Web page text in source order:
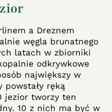
a Dreznem
węgla brunatnego
latach w zbiorniki
odkrywkowe
największy w
powstały ręką
jezior tworzy ten
10 z nich ma być w